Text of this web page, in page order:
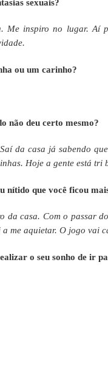
sexuais?
Me inspiro no lugar. Aí
ou um carinho?
não deu certo mesmo?
da casa já sabendo
Hoje a gente está tri
nítido que você ficou
da casa. Com o passar
me aquietar. O jogo vai
o seu sonho de ir